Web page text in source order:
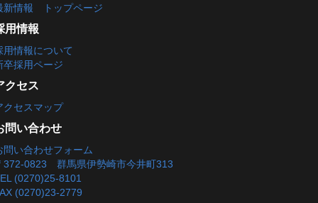
新情報 トップページ
用情報
用情報について
卒採用ページ
クセス
クセスマップ
問い合わせ
問い合わせフォーム
372-0823 群馬県伊勢崎市今井町313
(0270)25-8101
(0270)23-2779